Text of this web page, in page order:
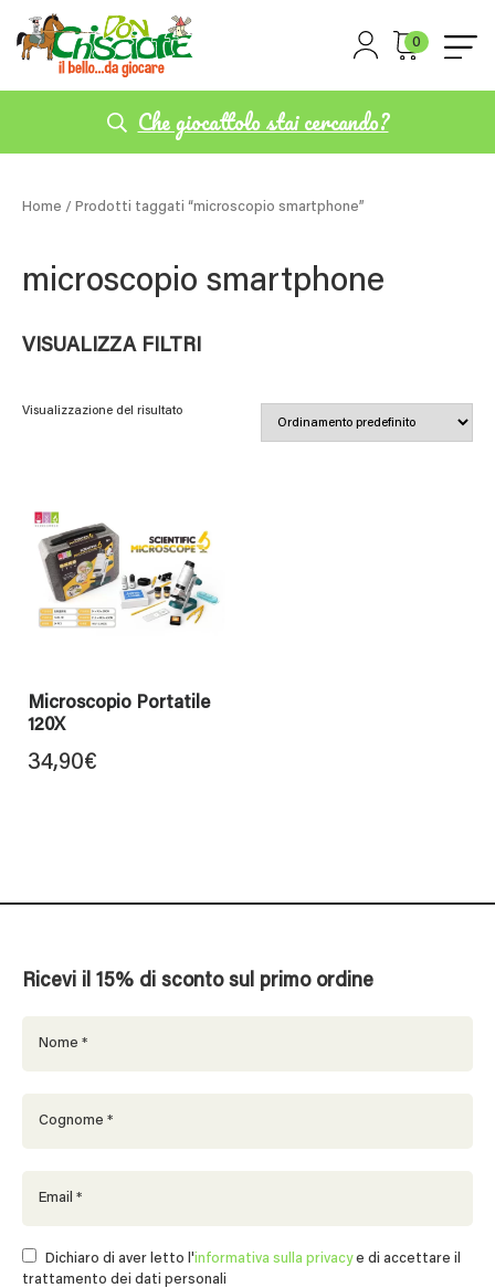
0
Che giocattolo stai cercando?
Home / Prodotti taggati “microscopio smartphone”
microscopio smartphone
VISUALIZZA FILTRI
Visualizzazione del risultato
Microscopio Portatile
120X
34,90€
Ricevi il 15% di sconto sul primo ordine
Dichiaro di aver letto l'informativa sulla privacye di accettare il
trattamento dei dati personali